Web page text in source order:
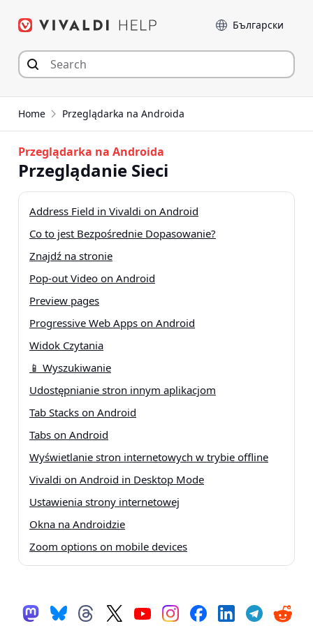
Język
Home Przeglądarka na Androida
Przeglądarka na Androida
Przeglądanie Sieci
Address Field in Vivaldi on Android
Co to jest Bezpośrednie Dopasowanie?
Znajdź na stronie
Pop-out Video on Android
Preview pages
Progressive Web Apps on Android
Widok Czytania
📱 Wyszukiwanie
Udostępnianie stron innym aplikacjom
Tab Stacks on Android
Tabs on Android
Wyświetlanie stron internetowych w trybie offline
Vivaldi on Android in Desktop Mode
Ustawienia strony internetowej
Okna na Androidzie
Zoom options on mobile devices